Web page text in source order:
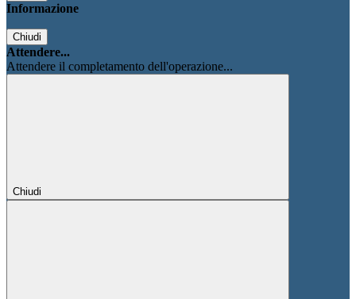
Informazione
Chiudi
Attendere...
Attendere il completamento dell'operazione...
Chiudi